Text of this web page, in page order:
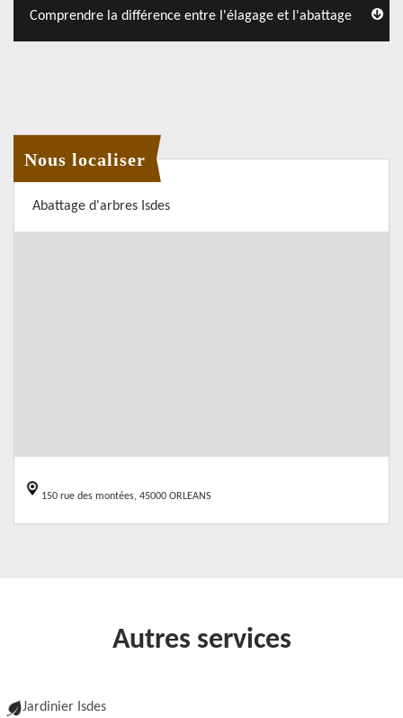
Comprendre la différence entre l'élagage et l'abattage
Nous localiser
Abattage d'arbres Isdes
150 rue des montées, 45000 ORLEANS
Autres services
Jardinier Isdes